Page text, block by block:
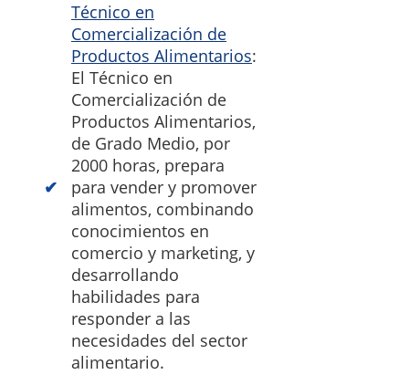
Técnico en
Comercialización de
Productos Alimentarios:
El Técnico en
Comercialización de
Productos Alimentarios,
de Grado Medio, por
2000 horas, prepara
para vender y promover
alimentos, combinando
conocimientos en
comercio y marketing, y
desarrollando
habilidades para
responder a las
necesidades del sector
alimentario.